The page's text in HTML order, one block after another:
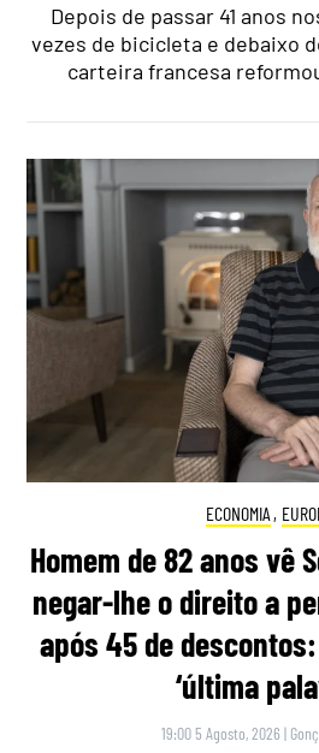
Depois de passar 41 anos
vezes de bicicleta e debaixo
carteira francesa
ECONOMIA ,
Homem de 82 anos vê
negar-lhe o direito a
após 45 de
‘última
19:00 5 Agosto, 2026 |